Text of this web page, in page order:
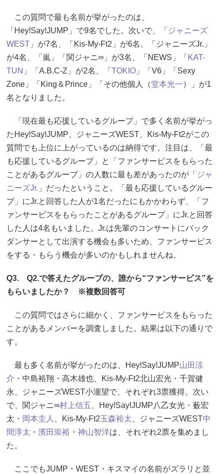
この質問で最も名前が挙がったのは、
「Hey!Say!JUMP」で9名でした。次いで、「 ジャニーズ
WEST 」が7名、「Kis-My-Ft2」が6名、「ジャニーズJr.」
が4名、「嵐」「関ジャニ∞」が3名、「NEWS」「 KAT-
TUN 」「A.B.C-Z」が2名、「 TOKIO 」「V6」「Sexy
Zone」「King＆Prince」「その他個人（堂本光一）」が1
名となりました。
「現在最も応援しているグループ」で多く名前が挙がっ
たHey!Say!JUMP、ジャニーズWEST、Kis-My-Ft2がこの
質問でも上位に上がっているのは納得です。注目は、「最
も応援しているグループ」と「ファンサービスをもらった
ことがあるグループ」の人数に最も差があったのが「 ジャ
ニーズJr. 」だったということ。「最も応援しているグルー
プ」にJr.と回答した人が1名だったにもかかわらず、「フ
ァンサービスをもらったことがあるグループ」にJr.と回答
した人は4名もいました。Jr.は先輩のコンサートにバック
ダンサーとして出演する機会も多いため、ファンサービス
をする・もらう機会が多いのかもしれませんね。
Q3. Q2.で答えたグループの、誰から“ファンサービス”を
もらいましたか？ ※複数回答可
この質問ではさらに細かく、ファンサービスをもらった
ことがあるメンバーを調査しました。結果は以下の通りで
す。
最も多く名前が挙がったのは、Hey!Say!JUMP山田涼
介 ・中島裕翔・高木雄也、Kis-My-Ft2北山宏光・千賀健
永、ジャニーズWEST小瀧望で、それぞれ3票獲得。次い
で、関ジャニ∞村上信五 、Hey!Say!JUMP八乙女光・薮宏
太・ 岡本圭人 、Kis-My-Ft2玉森裕太 、ジャニーズWEST中
間淳太 ・ 濱田崇裕 ・ 神山智洋は、それぞれ2票を集めまし
た。
ここでもJUMP・WEST・キスマイの名前がズラリと並